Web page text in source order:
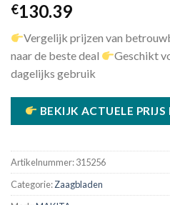
€130.39
Vergelijk prijzen van
naar de beste deal
Geschikt
dagelijks gebruik
BEKIJK ACTUELE
Artikelnummer:315256
Categorie:Zaagbladen